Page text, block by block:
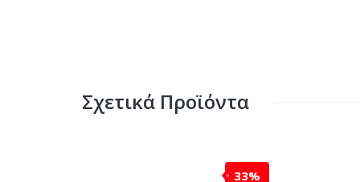
Σχετικά Προϊόντα
33%